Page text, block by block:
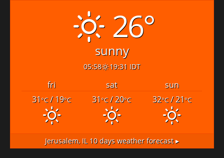
26°
sunny
05:58 19:31 IDT
fri sat
sun
31°C/ 19°C 31°C/ 20°C 32°C/ 21°C
Jerusalem, IL 10 days weather forecast ▸